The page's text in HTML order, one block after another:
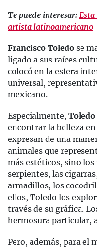
Te puede interesar:
artista latinoamericano
Francisco Toledo se
ligado a sus raíces
colocó en la esfera
universal,
mexicano.
Especialmente, Toledo
encontrar la belleza en
expresan de una
animales que
más estéticos, sino los
serpientes, las
armadillos, los
ellos, Toledo los
través de su gráfica.
hermosura particular,
Pero, además, para el